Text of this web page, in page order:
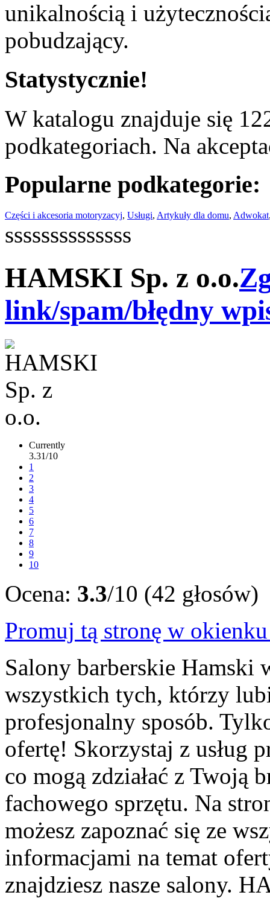
unikalnością i
pobudzający.
Statystycznie!
W katalogu znajduje się
podkategoriach. Na
Popularne podkategorie:
Części i akcesoria motoryzacyj, Usługi, Artykuły dla domu, Adwokat
ssssssssssssss
HAMSKI Sp. z o.o.
link/spam/błędny
Currently
3.31/10
1
2
3
4
5
6
7
8
9
10
Ocena: 3.3/10 (42 głosów)
Promuj tą stronę w
Salony barberskie Hamski
wszystkich tych, którzy
profesjonalny sposób.
ofertę! Skorzystaj z usług
co mogą zdziałać z Twoją
fachowego sprzętu. Na
możesz zapoznać się ze
informacjami na temat
znajdziesz nasze salony.